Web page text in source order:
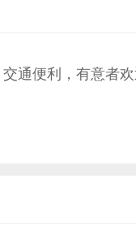
通便利，有意者